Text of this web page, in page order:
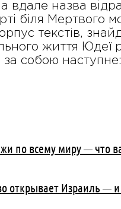
назва
біля Мертвого
текстів,
життя
собою наступне:
по всему миру — что
открывает Израиль —